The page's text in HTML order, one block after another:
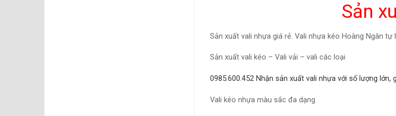
Sản
Sản xuất vali nhựa giá rẻ. Vali nhựa kéo Hoàng Ngân
Sản xuất vali kéo – Vali vải – vali các loại
0985.600.452 Nhận sản xuất vali nhựa với số lượng
Vali kéo nhựa màu sắc đa dạng